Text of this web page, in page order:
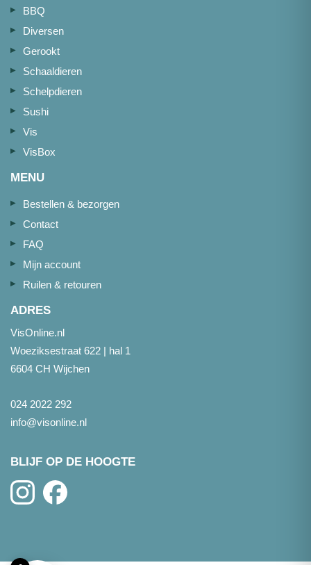
BBQ
Diversen
Gerookt
Schaaldieren
Schelpdieren
Sushi
Vis
VisBox
MENU
Bestellen & bezorgen
Contact
FAQ
Mijn account
Ruilen & retouren
ADRES
VisOnline.nl
Woeziksestraat 622 | hal 1
6604 CH Wijchen
024 2022 292
info@visonline.nl
BLIJF OP DE HOOGTE